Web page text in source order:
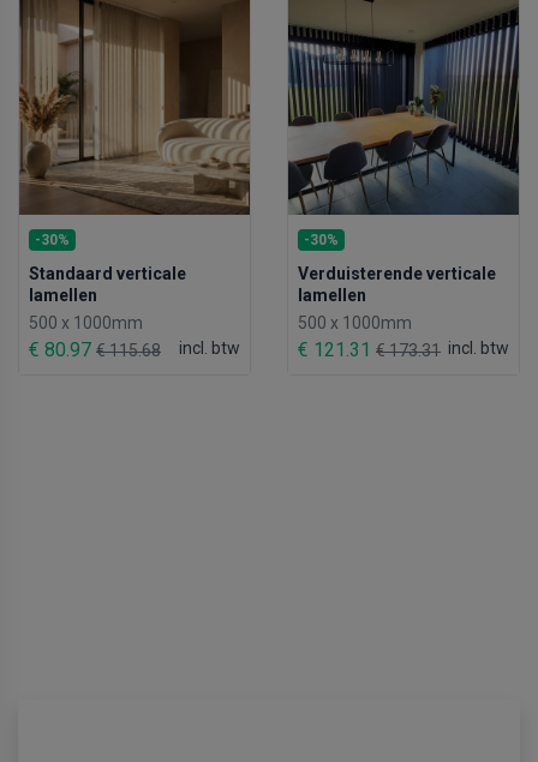
-30%
Standaard verticale
lamellen
500 x 1000mm
€ 80.97 € 115.68 incl. btw
-30%
Verduisterende verticale
lamellen
500 x 1000mm
€ 121.31 € 173.31 incl. btw